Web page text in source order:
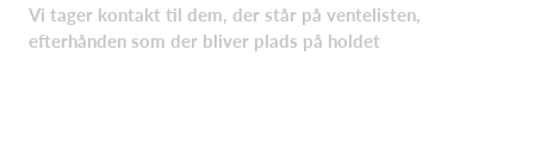
Vi tager kontakt til dem, der står på ventelisten,
efterhånden som der bliver plads på holdet